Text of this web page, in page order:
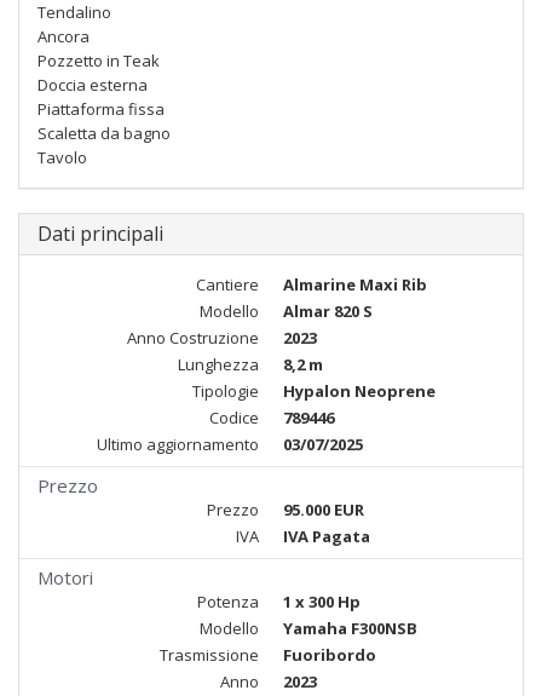
Tendalino
Ancora
Pozzetto in Teak
Doccia esterna
Piattaforma fissa
Scaletta da bagno
Tavolo
Dati principali
Cantiere
Almarine Maxi Rib
Modello
Almar 820 S
Anno Costruzione
2023
Lunghezza
8,2 m
Tipologie
Hypalon Neoprene
Codice
789446
Ultimo aggiornamento
03/07/2025
Prezzo
Prezzo
95.000 EUR
IVA
IVA Pagata
Motori
Potenza
1 x 300 Hp
Modello
Yamaha F300NSB
Trasmissione
Fuoribordo
Anno
2023